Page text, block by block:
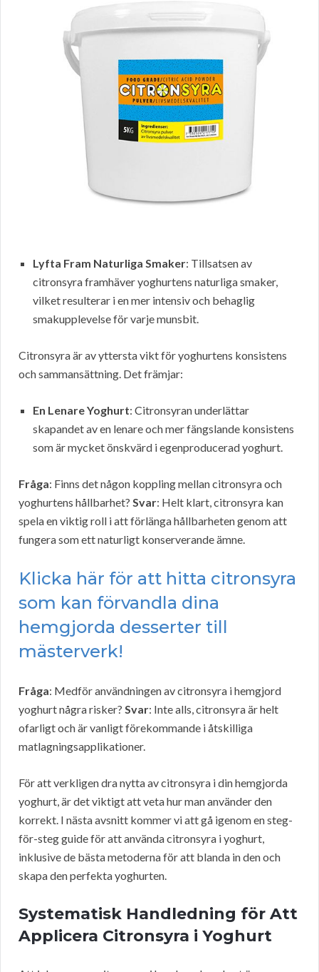
Lyfta Fram Naturliga Smaker: Tillsatsen av
citronsyra framhäver yoghurtens naturliga smaker,
vilket resulterar i en mer intensiv och behaglig
smakupplevelse för varje munsbit.
Citronsyra är av yttersta vikt för yoghurtens konsistens
och sammansättning. Det främjar:
En Lenare Yoghurt: Citronsyran underlättar
skapandet av en lenare och mer fängslande konsistens
som är mycket önskvärd i egenproducerad yoghurt.
Fråga: Finns det någon koppling mellan citronsyra och
yoghurtens hållbarhet? Svar: Helt klart, citronsyra kan
spela en viktig roll i att förlänga hållbarheten genom att
fungera som ett naturligt konserverande ämne.
Klicka här för att hitta citronsyra
som kan förvandla dina
hemgjorda desserter till
mästerverk!
Fråga: Medför användningen av citronsyra i hemgjord
yoghurt några risker? Svar: Inte alls, citronsyra är helt
ofarligt och är vanligt förekommande i åtskilliga
matlagningsapplikationer.
För att verkligen dra nytta av citronsyra i din hemgjorda
yoghurt, är det viktigt att veta hur man använder den
korrekt. I nästa avsnitt kommer vi att gå igenom en steg-
för-steg guide för att använda citronsyra i yoghurt,
inklusive de bästa metoderna för att blanda in den och
skapa den perfekta yoghurten.
Systematisk Handledning för Att
Applicera Citronsyra i Yoghurt